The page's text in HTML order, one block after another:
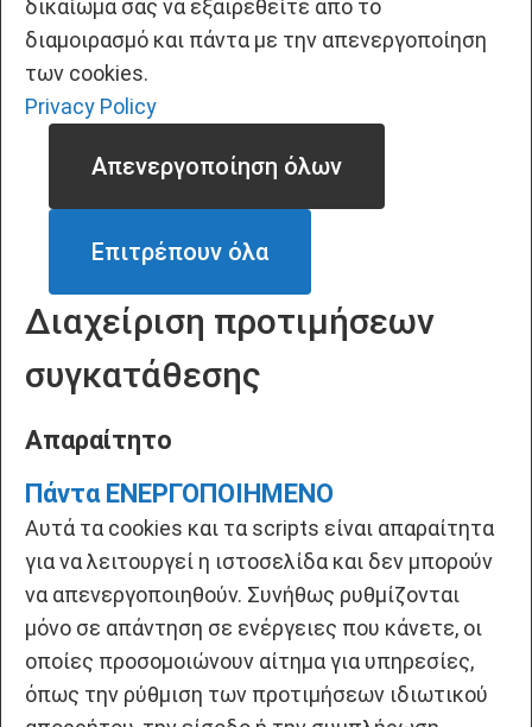
δικαίωμά σας να εξαιρεθείτε από το
διαμοιρασμό και πάντα με την απενεργοποίηση
των cookies.
Privacy Policy
Απενεργοποίηση όλων
Επιτρέπουν όλα
Διαχείριση προτιμήσεων
συγκατάθεσης
Απαραίτητο
Πάντα ΕΝΕΡΓΟΠΟΙΗΜΕΝΟ
Αυτά τα cookies και τα scripts είναι απαραίτητα
για να λειτουργεί η ιστοσελίδα και δεν μπορούν
να απενεργοποιηθούν. Συνήθως ρυθμίζονται
μόνο σε απάντηση σε ενέργειες που κάνετε, οι
οποίες προσομοιώνουν αίτημα για υπηρεσίες,
όπως την ρύθμιση των προτιμήσεων ιδιωτικού